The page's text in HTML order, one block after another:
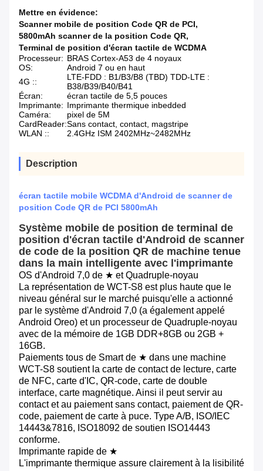
Mettre en évidence:
Scanner mobile de position Code QR de PCI,
5800mAh scanner de la position Code QR,
Terminal de position d'écran tactile de WCDMA
Processeur: BRAS Cortex-A53 de 4 noyaux
OS:
Android 7 ou en haut
4G ::
LTE-FDD : B1/B3/B8 (TBD) TDD-LTE :
B38/B39/B40/B41
Écran:
écran tactile de 5,5 pouces
Imprimante: Imprimante thermique inbedded
Caméra:
pixel de 5M
CardReader:Sans contact, contact, magstripe
WLAN ::
2.4GHz ISM 2402MHz~2482MHz
Description
écran tactile mobile WCDMA d'Android de scanner de
position Code QR de PCI 5800mAh
Système mobile de position de terminal de
position d'écran tactile d'Android de scanner
de code de la position QR de machine tenue
dans la main intelligente avec l'imprimante
OS d'Android 7,0 de ★ et Quadruple-noyau
La représentation de WCT-S8 est plus haute que le
niveau général sur le marché puisqu'elle a actionné
par le système d'Android 7,0 (a également appelé
Android Oreo) et un processeur de Quadruple-noyau
avec de la mémoire de 1GB DDR+8GB ou 2GB +
16GB.
Paiements tous de Smart de ★ dans une machine
WCT-S8 soutient la carte de contact de lecture, carte
de NFC, carte d'IC, QR-code, carte de double
interface, carte magnétique. Ainsi il peut servir au
contact et au paiement sans contact, paiement de QR-
code, paiement de carte à puce. Type A/B, ISO/IEC
14443&7816, ISO18092 de soutien ISO14443
conforme.
Imprimante rapide de ★
L'imprimante thermique assure clairement à la lisibilité